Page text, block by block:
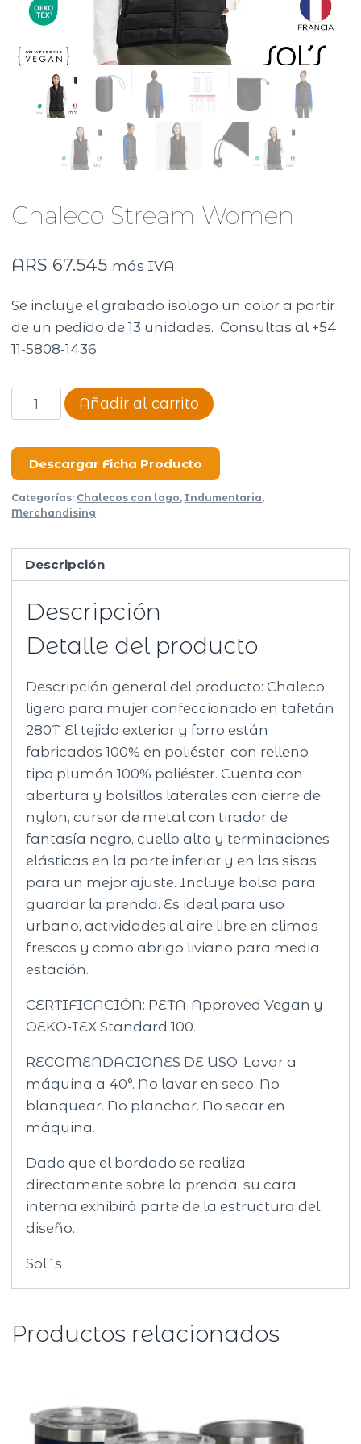
Chaleco Stream Women
ARS 67.545 más IVA
Se incluye el grabado isologo un color a partir
de un pedido de 13 unidades. Consultas al +54
11-5808-1436
Chaleco
Stream
cantidad
Añadir al carrito
Descargar Ficha Producto
Categorías: Chalecos con logo, Indumentaria,
Merchandising
Descripción
Descripción
Detalle del producto
Descripción general del producto: Chaleco
ligero para mujer confeccionado en tafetán
280T. El tejido exterior y forro están
fabricados 100% en poliéster, con relleno
tipo plumón 100% poliéster. Cuenta con
abertura y bolsillos laterales con cierre de
nylon, cursor de metal con tirador de
fantasía negro, cuello alto y terminaciones
elásticas en la parte inferior y en las sisas
para un mejor ajuste. Incluye bolsa para
guardar la prenda. Es ideal para uso
urbano, actividades al aire libre en climas
frescos y como abrigo liviano para media
estación.
CERTIFICACIÓN: PETA-Approved Vegan y
OEKO-TEX Standard 100.
RECOMENDACIONES DE USO: Lavar a
máquina a 40°. No lavar en seco. No
blanquear. No planchar. No secar en
máquina.
Dado que el bordado se realiza
directamente sobre la prenda, su cara
interna exhibirá parte de la estructura del
diseño.
Sol´s
Productos relacionados